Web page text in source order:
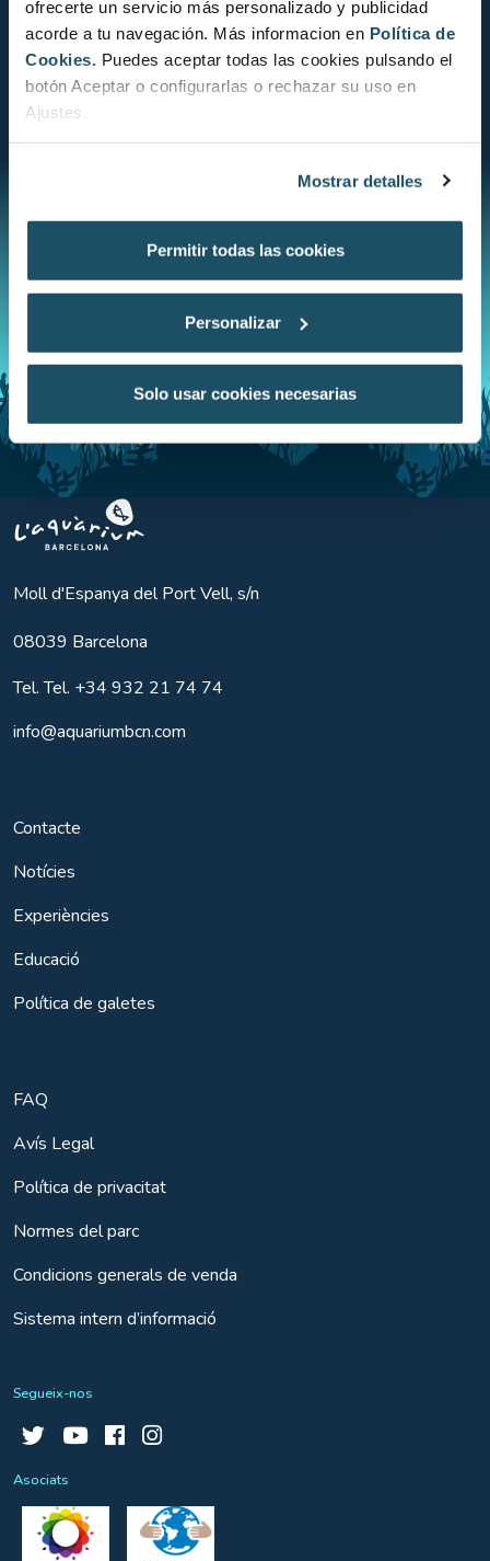
ofrecerte un servicio más personalizado y publicidad
acorde a tu navegación. Más informacion en Política de
Cookies.
Puedes aceptar todas las cookies pulsando el
botón Aceptar o configurarlas o rechazar su uso en
Ajustes.
Mostrar detalles
Permitir todas las cookies
Personalizar
Solo usar cookies necesarias
Aquarium BCN
Moll d'Espanya del Port Vell, s/n
08039 Barcelona
Tel.Tel. +34 932 21 74 74
info@aquariumbcn.com
Contacte
Notícies
Experiències
Educació
Política de galetes
FAQ
Avís Legal
Política de privacitat
Normes del parc
Condicions generals de venda
Sistema intern d’informació
Segueix-nos
Asociats